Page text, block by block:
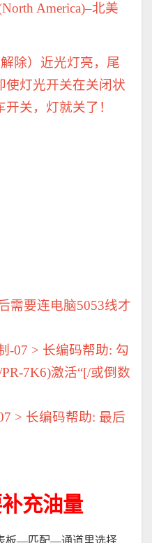
America)–北美
除）近光灯亮，尾
使灯光开关在关闭状
关，灯就关了！
需要连电脑5053线才
-07 > 长编码帮助: 勾
7K6)激活“[/或倒数
> 长编码帮助: 最后
充油量